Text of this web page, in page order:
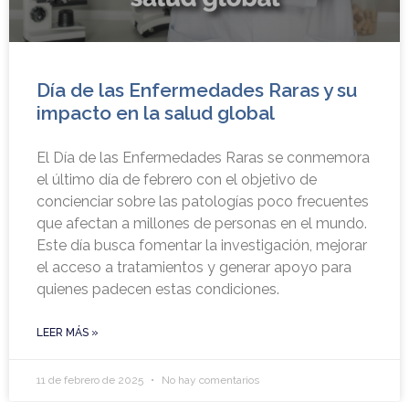
Día de las Enfermedades Raras y su
impacto en la salud global
El Día de las Enfermedades Raras se conmemora
el último día de febrero con el objetivo de
concienciar sobre las patologías poco frecuentes
que afectan a millones de personas en el mundo.
Este día busca fomentar la investigación, mejorar
el acceso a tratamientos y generar apoyo para
quienes padecen estas condiciones.
LEER MÁS »
11 de febrero de 2025 No hay comentarios